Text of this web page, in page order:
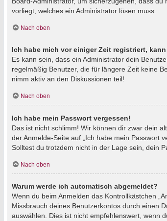
vorliegt, welches ein Administrator lösen muss.
Nach oben
Ich habe mich vor einiger Zeit registriert,
Es kann sein, dass ein Administrator dein
regelmäßig Benutzer, die für längere Zeit keine
nimm aktiv an den Diskussionen teil!
Nach oben
Ich habe mein Passwort vergessen!
Das ist nicht schlimm! Wir können dir zwar dein
der Anmelde-Seite auf „Ich habe mein Passwort
Solltest du trotzdem nicht in der Lage sein, dein
Nach oben
Warum werde ich automatisch abgemeldet?
Wenn du beim Anmelden das Kontrollkästchen
Missbrauch deines Benutzerkontos durch einen
auswählen. Dies ist nicht empfehlenswert, wenn